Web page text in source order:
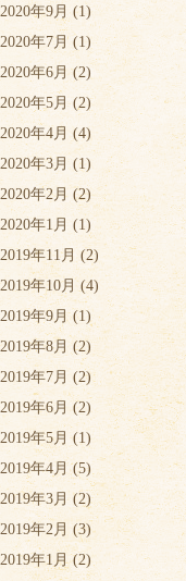
2020年9月 (1)
2020年7月 (1)
2020年6月 (2)
2020年5月(2)
2020年4月 (4)
2020年3月 (1)
2020年2月 (2)
2020年1月 (1)
2019年11月 (2)
2019年10月 (4)
2019年9月(1)
2019年8月 (2)
2019年7月 (2)
2019年6月 (2)
2019年5月 (1)
2019年4月(5)
2019年3月 (2)
2019年2月 (3)
2019年1月(2)